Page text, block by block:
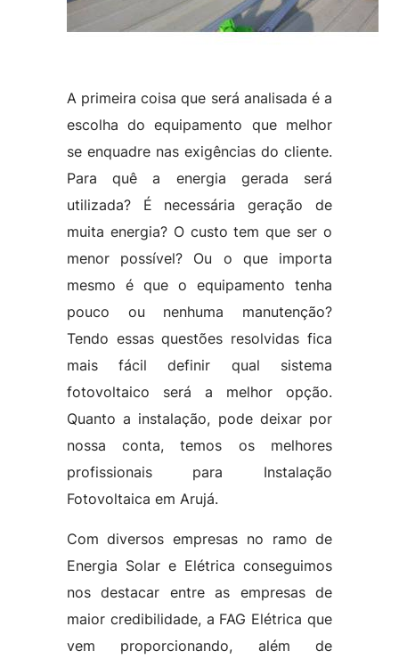
A primeira coisa que será analisada é a
escolha do equipamento que melhor
se enquadre nas exigências do cliente.
Para quê a energia gerada será
utilizada? É necessária geração de
muita energia? O custo tem que ser o
menor possível? Ou o que importa
mesmo é que o equipamento tenha
pouco ou nenhuma manutenção?
Tendo essas questões resolvidas fica
mais fácil definir qual sistema
fotovoltaico será a melhor opção.
Quanto a instalação, pode deixar por
nossa conta, temos os melhores
profissionais para Instalação
Fotovoltaica em Arujá.
Com diversos empresas no ramo de
Energia Solar e Elétrica conseguimos
nos destacar entre as empresas de
maior credibilidade, a FAG Elétrica que
vem proporcionando, além de